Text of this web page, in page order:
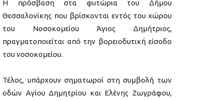
Η πρόσβαση στα φυτώρια του Δήμου
Θεσσαλονίκης που βρίσκονται εντός του χώρου
του Νοσοκομείου Άγιος Δημήτριος,
πραγματοποιείται από την βορειοδυτική είσοδο
του νοσοκομείου.
Τέλος, υπάρχουν σηματωροί στη συμβολή των
οδών Αγίου Δημητρίου και Ελένης Ζωγράφου,